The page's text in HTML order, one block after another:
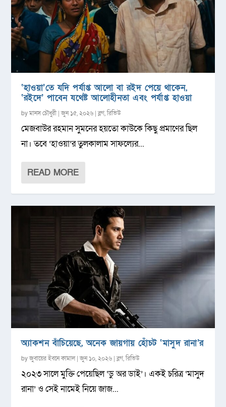
‘হাওয়া’তে যদি পর্যাপ্ত আলো বা রইদ পেয়ে থাকেন,
‘রইদে’ পাবেন যথেষ্ট আলোহীনতা এবং পর্যাপ্ত হাওয়া
byমানস চৌধুরী |জুন ১৫, ২০২৬ |ব্লগ,রিভিউ
মেজবাউর রহমান সুমনের হয়তো কাউকে কিছু প্রমাণের ছিল
না। তবে ‘হাওয়া’র তুলকালাম সাফল্যের...
READ MORE
অ্যাকশন বাঁচিয়েছে, অনেক জায়গায় হোঁচট ‘মাসুদ রানা’র
byজুবায়ের ইবনে কামাল|জুন ১০, ২০২৬ |ব্লগ,রিভিউ
২০২৩ সালে মুক্তি পেয়েছিল ‌‘ডু অর ডাই’। একই চরিত্র ‌‘মাসুদ
রানা’ ও সেই নামেই নিয়ে জাজ...